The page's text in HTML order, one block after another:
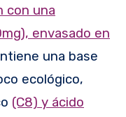
envasado en
una base
ecológico,
(C8) y ácido